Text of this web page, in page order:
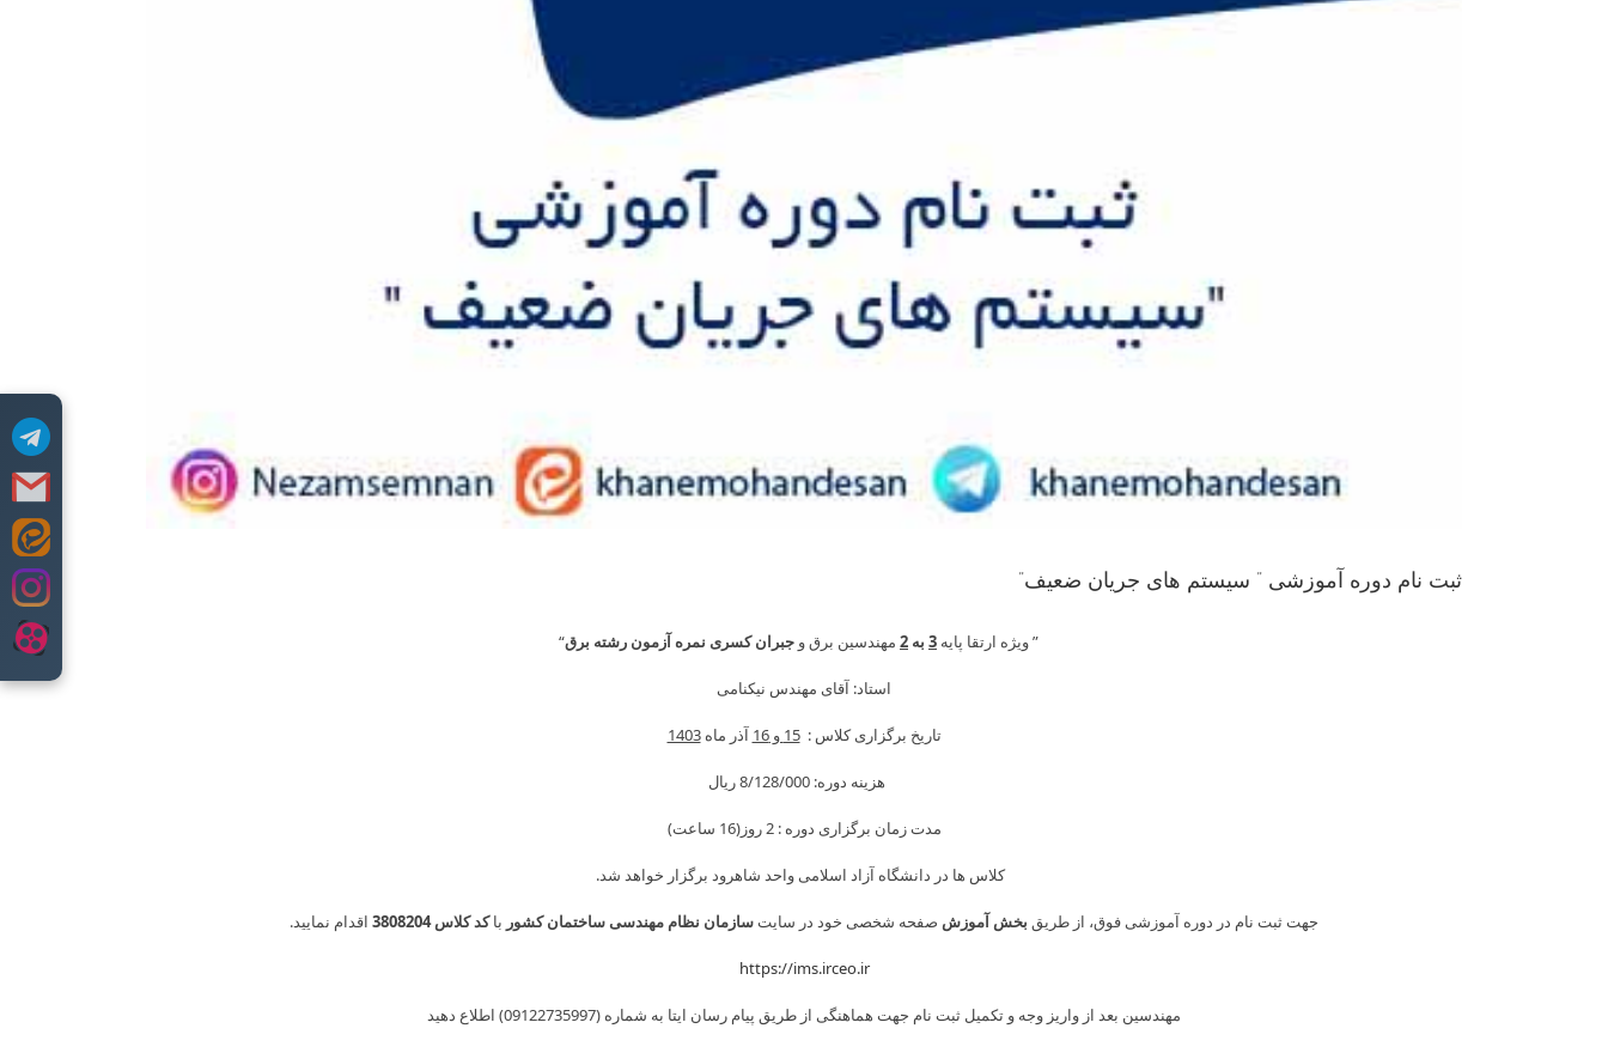
ثبت نام دوره آموزشی ” سیستم های جریان ضعیف”
” ویژه ارتقا پایه 3 به 2 مهندسین برق و جبران کسری نمره آزمون رشته برق“
استاد: آقای مهندس نیکنامی
تاریخ برگزاری کلاس :15 و 16 آذر ماه1403
هزینه دوره: 8/128/000 ريال
مدت زمان برگزاری دوره : 2 روز(16 ساعت)
کلاس ها در دانشگاه آزاد اسلامی واحد شاهرود برگزار خواهد شد.
جهت ثبت نام در دوره آموزشی فوق، از طریق بخش آموزش صفحه شخصی خود در سایتسازمان نظام مهندسی ساختمان کشور باکد کلاس 3808204 اقدام نمایید.
https://ims.irceo.ir
مهندسین بعد از واریز وجه و تکمیل ثبت نام جهت هماهنگی از طریق پیام رسان ایتا به شماره (09122735997) اطلاع دهید